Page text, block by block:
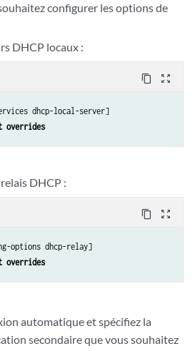
configurer les options de
DHCP locaux :
content_copy zoom_out_map
dhcp-local-server]
overrides
DHCP :
content_copy zoom_out_map
options dhcp-relay]
overrides
automatique et spécifiez la
secondaire que vous souhaitez